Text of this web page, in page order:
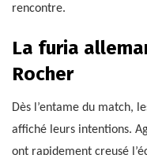
rencontre.
La furia
Rocher
Dès l’entame du match,
affiché leurs intentions.
ont rapidement creusé